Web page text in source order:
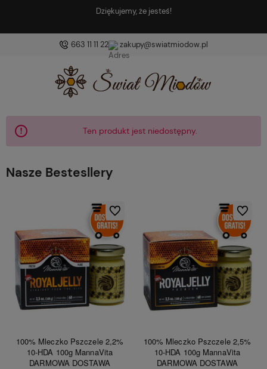
Znajdź coś dobrego i coś zdrowego!
663 11 11 22 zakupy@swiatmiodow.pl
Ten produkt jest niedostępny.
Nasze Bestesllery
100% Mleczko Pszczele 2,2%
10-HDA 100g MannaVita
DARMOWA DOSTAWA
Do ulubionych
100% Mleczko Pszczele 2,5%
10-HDA 100g MannaVita
DARMOWA DOSTAWA
Do